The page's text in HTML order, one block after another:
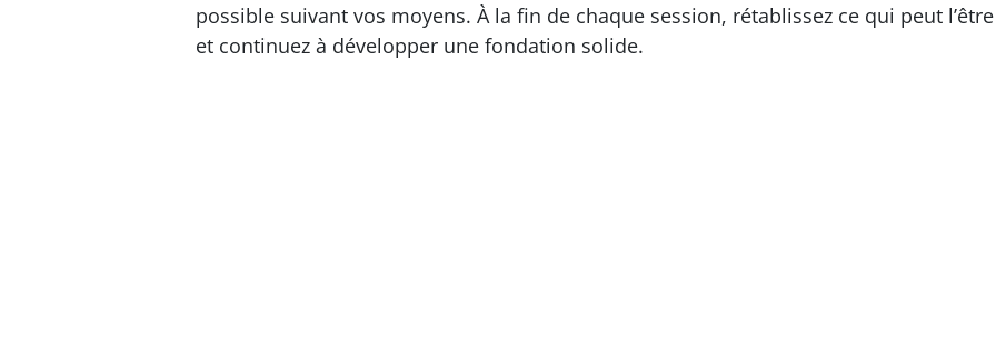
possible suivant vos moyens. À la fin de chaque session, rétablissez ce qui peut l’être
et continuez à développer une fondation solide.